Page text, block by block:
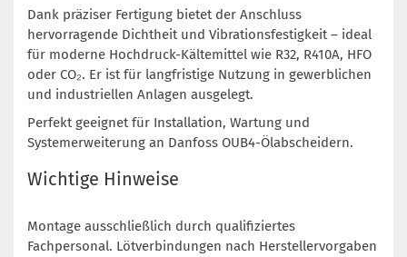
Dank präziser Fertigung bietet der Anschluss
hervorragende Dichtheit und Vibrationsfestigkeit – ideal
für moderne Hochdruck-Kältemittel wie R32, R410A, HFO
oder CO₂. Er ist für langfristige Nutzung in gewerblichen
und industriellen Anlagen ausgelegt.
Perfekt geeignet für Installation, Wartung und
Systemerweiterung an Danfoss OUB4-Ölabscheidern.
Wichtige Hinweise
Montage ausschließlich durch qualifiziertes
Fachpersonal. Lötverbindungen nach Herstellervorgaben